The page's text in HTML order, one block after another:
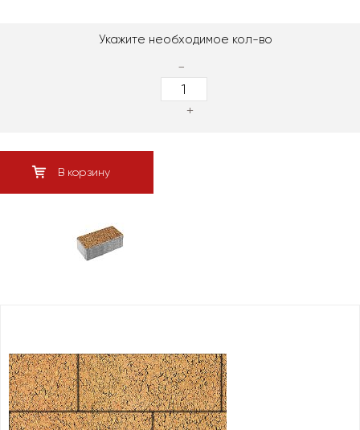
Укажите необходимое кол-во
-
+
В корзину